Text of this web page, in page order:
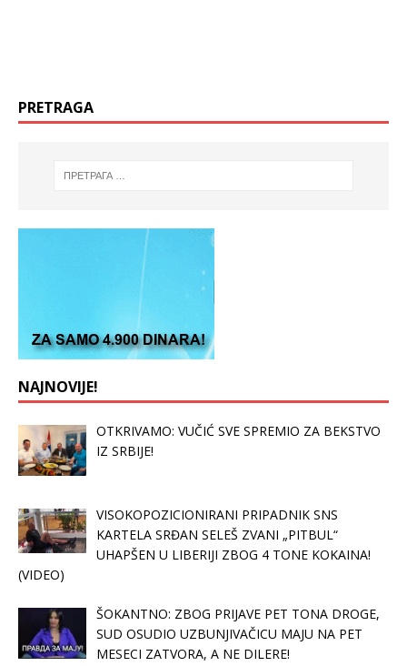
PRETRAGA
NAJNOVIJE!
OTKRIVAMO: VUČIĆ SVE SPREMIO ZA BEKSTVO
IZ SRBIJE!
VISOKOPOZICIONIRANI PRIPADNIK SNS
KARTELA SRĐAN SELEŠ ZVANI „PITBUL“
UHAPŠEN U LIBERIJI ZBOG 4 TONE KOKAINA!
(VIDEO)
ŠOKANTNO: ZBOG PRIJAVE PET TONA DROGE,
SUD OSUDIO UZBUNJIVAČICU MAJU NA PET
MESECI ZATVORA, A NE DILERE!